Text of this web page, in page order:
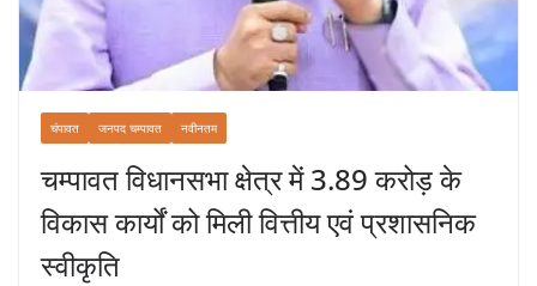
चंपावत जनपद चम्पावत नवीनतम
चम्पावत विधानसभा क्षेत्र में 3.89 करोड़ के
विकास कार्यों को मिली वित्तीय एवं प्रशासनिक
स्वीकृति